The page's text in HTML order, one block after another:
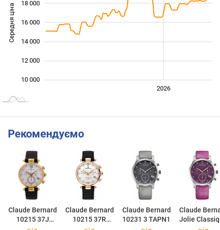
Середня ціна 10 000
10 000
12 000
14 000
16 000
18 000
2026
Рекомендуємо
Claude Bernard
10215 37J
Claude Bernard
10215 37R
Claude Bernard
10231 3 TAPN1
Claude
Jolie